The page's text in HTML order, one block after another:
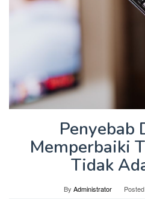
Penyebab
Memperbaiki
Tidak
By Administrator